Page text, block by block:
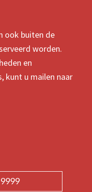
ook buiten de
worden.
en
kunt u mailen naar